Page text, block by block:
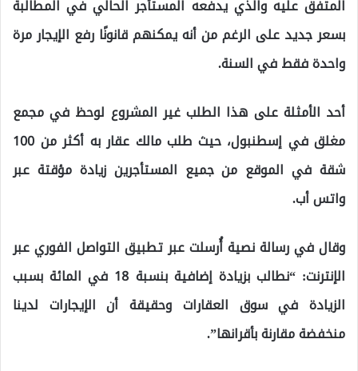
المتفق عليه والذي يدفعه المستأجر الحالي في المطالبة
بسعر جديد على الرغم من أنه يمكنهم قانونًا رفع الإيجار مرة
واحدة فقط في السنة.
أحد الأمثلة على هذا الطلب غير المشروع لوحظ في مجمع
مغلق في إسطنبول، حيث طلب مالك عقار به أكثر من 100
شقة في الموقع من جميع المستأجرين زيادة مؤقتة عبر
واتس أب.
وقال في رسالة نصية أُرسلت عبر تطبيق التواصل الفوري عبر
الإنترنت: “نطالب بزيادة إضافية بنسبة 18 في المائة بسبب
الزيادة في سوق العقارات وحقيقة أن الإيجارات لدينا
منخفضة مقارنة بأقرانها”.